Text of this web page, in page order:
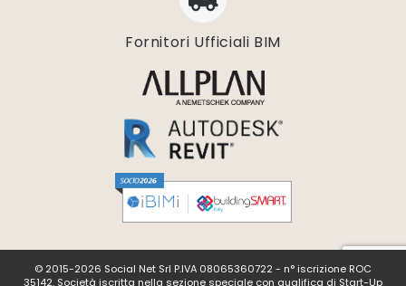
Fornitori Ufficiali BIM
© 2015-2026 Social Net Srl P.IVA 08065360722 - n° iscrizione ROC
35142. Società iscritta nella sezione speciale con qualifica di Start-Up